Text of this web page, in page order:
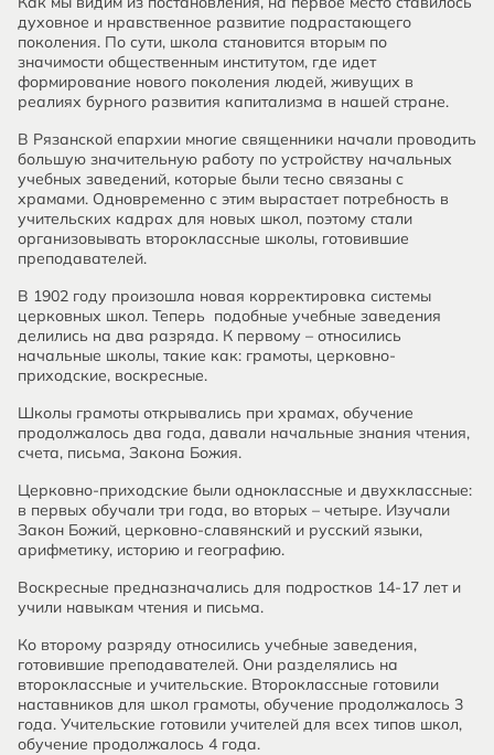
духовное и нравственное развитие подрастающего
поколения. По сути, школа становится вторым по
значимости общественным институтом, где идет
формирование нового поколения людей, живущих в
реалиях бурного развития капитализма в нашей стране.
В Рязанской епархии многие священники начали проводить
большую значительную работу по устройству начальных
учебных заведений, которые были тесно связаны с
храмами. Одновременно с этим вырастает потребность в
учительских кадрах для новых школ, поэтому стали
организовывать второклассные школы, готовившие
преподавателей.
В 1902 году произошла новая корректировка системы
церковных школ. Теперь подобные учебные заведения
делились на два разряда. К первому – относились
начальные школы, такие как: грамоты, церковно-
приходские, воскресные.
Школы грамоты открывались при храмах, обучение
продолжалось два года, давали начальные знания чтения,
счета, письма, Закона Божия.
Церковно-приходские были одноклассные и двухклассные:
в первых обучали три года, во вторых – четыре. Изучали
Закон Божий, церковно-славянский и русский языки,
арифметику, историю и географию.
Воскресные предназначались для подростков 14-17 лет и
учили навыкам чтения и письма.
Ко второму разряду относились учебные заведения,
готовившие преподавателей. Они разделялись на
второклассные и учительские. Второклассные готовили
наставников для школ грамоты, обучение продолжалось 3
года. Учительские готовили учителей для всех типов школ,
обучение продолжалось 4 года.